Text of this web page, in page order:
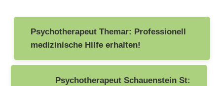
Beitragsnavigation
Psychotherapeut Themar: Professionell
medizinische Hilfe erhalten!
Psychotherapeut Schauenstein St: